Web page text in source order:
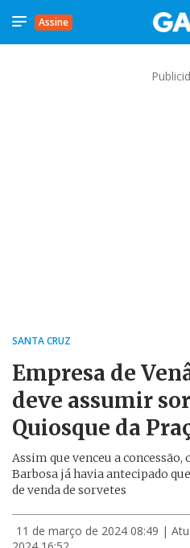
Assine
SANTA CRUZ
Empresa de
deve assumir
Quiosque da
Assim que venceu a
Barbosa já havia antecipado
de venda de sorvetes
11 de março de 2024 08:49 |